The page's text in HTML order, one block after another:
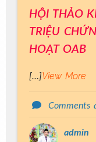
HỘI THẢO
TRIỆU
HOẠT OAB
[…]View More
Comments
admin